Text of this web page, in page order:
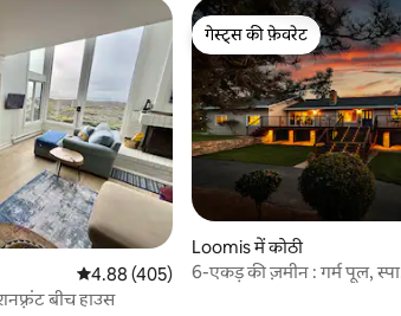
औसत रेटिंग 5 में से 4.88, 405 समीक्षाएँ
4.88 (405)
बीच हाउस
गेस्ट्स की फ़ेवरेट
गेस्ट्स की फ़ेवरेट
Loomis में कोठी
6-एकड़ की ज़मीन : गर्म पूल, स्पा